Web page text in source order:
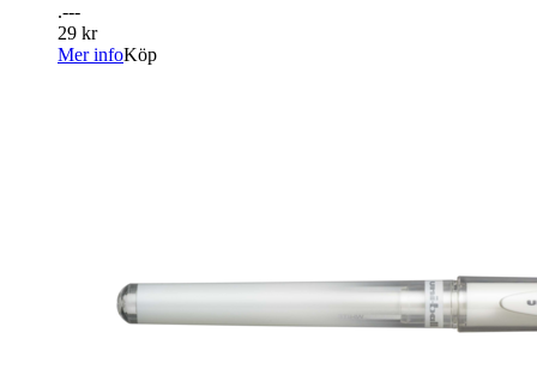
.---
29 kr
Mer infoKöp